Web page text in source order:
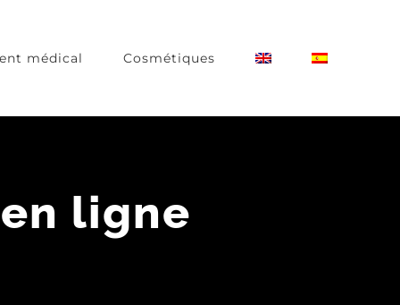
médical Cosmétiques
ligne